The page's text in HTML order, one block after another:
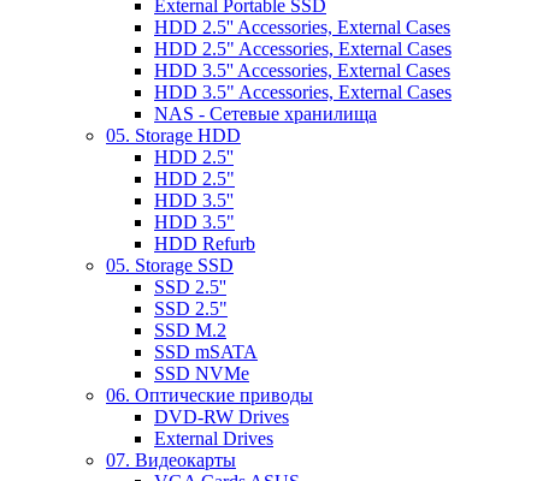
External Portable SSD
HDD 2.5'' Accessories, External Cases
HDD 2.5" Accessories, External Cases
HDD 3.5'' Accessories, External Cases
HDD 3.5" Accessories, External Cases
NAS - Сетевые хранилища
05. Storage HDD
HDD 2.5''
HDD 2.5"
HDD 3.5''
HDD 3.5"
HDD Refurb
05. Storage SSD
SSD 2.5''
SSD 2.5"
SSD M.2
SSD mSATA
SSD NVMe
06. Оптические приводы
DVD-RW Drives
External Drives
07. Видеокарты